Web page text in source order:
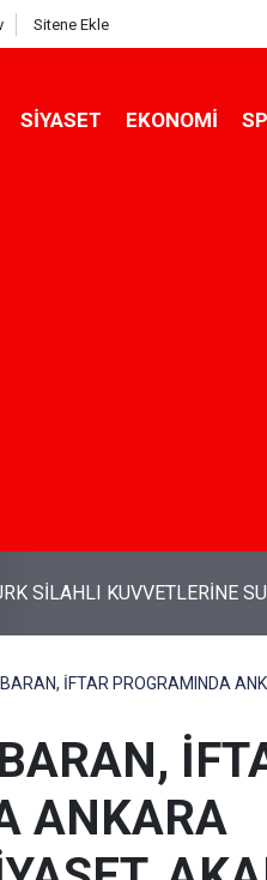
Sitene Ekle
SİYASET EKONOMİ
SİLAHLI KUVVETLERİNE
İFTAR PROGRAMINDA
ANKARA